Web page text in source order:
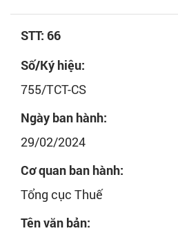
STT: 66
Số/Ký hiệu:
755/TCT-CS
Ngày ban hành:
29/02/2024
Cơ quan ban hành:
Tổng cục Thuế
Tên văn bản: